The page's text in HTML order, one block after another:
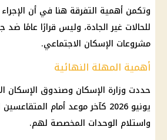
وتكمن أهمية التفرقة هنا في أن
للحالات غير الجادة، وليس قرارًا عامًا
مشروعات الإسكان الاجتماعي.
أهمية المهلة النهائية
حددت وزارة الإسكان
يونيو 2026 كآخر موعد أمام
واستلام الوحدات المخصصة لهم.